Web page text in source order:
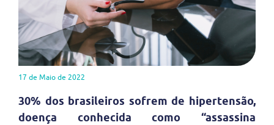
17 de Maio de 2022
30% dos brasileiros sofrem de hipertensão,
doença conhecida como “assassina